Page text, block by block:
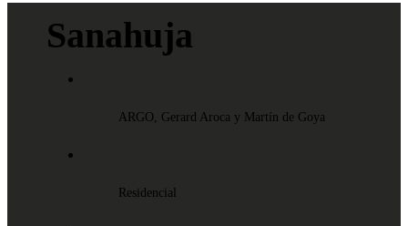
Sanahuja
ARGO, Gerard Aroca y Martín de Goya
Residencial